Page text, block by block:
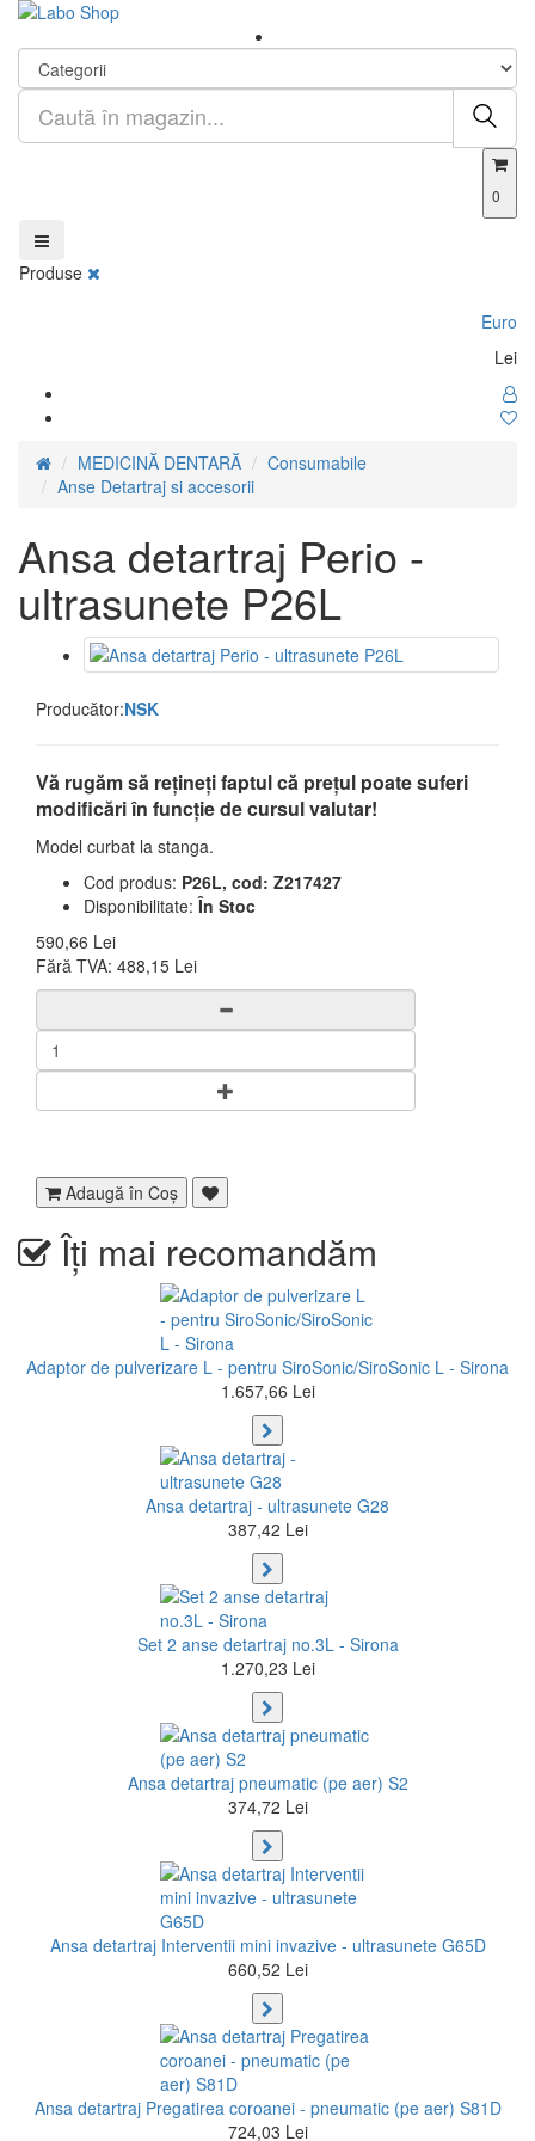
0
Produse
Euro
Lei
MEDICINĂ DENTARĂ
Consumabile
Anse Detartraj si accesorii
Ansa detartraj Perio -
ultrasunete P26L
Producător:NSK
Vă rugăm să rețineți faptul că prețul poate suferi
modificări în funcție de cursul valutar!
Model curbat la stanga.
Cod produs: P26L, cod: Z217427
Disponibilitate: În Stoc
590,66 Lei
Fără TVA: 488,15 Lei
Adaugă în Coş
Îți mai recomandăm
Adaptor de pulverizare L - pentru SiroSonic/SiroSonic L - Sirona
1.657,66 Lei
Ansa detartraj - ultrasunete G28
387,42 Lei
Set 2 anse detartraj no.3L - Sirona
1.270,23 Lei
Ansa detartraj pneumatic (pe aer) S2
374,72 Lei
Ansa detartraj Interventii mini invazive - ultrasunete G65D
660,52 Lei
Ansa detartraj Pregatirea coroanei - pneumatic (pe aer) S81D
724,03 Lei